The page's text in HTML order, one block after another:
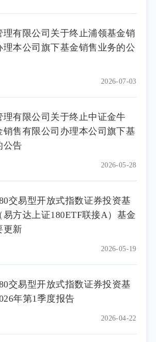
理有限公司关于终止浦领基金销
理本公司旗下基金销售业务的公
2026-07-03
理有限公司关于终止中证金牛
销售有限公司办理本公司旗下基
公告
2026-05-28
交易型开放式指数证券投资基
方达上证180ETF联接A）基金
更新
2026-05-19
交易型开放式指数证券投资基
年第1季度报告
2026-04-22